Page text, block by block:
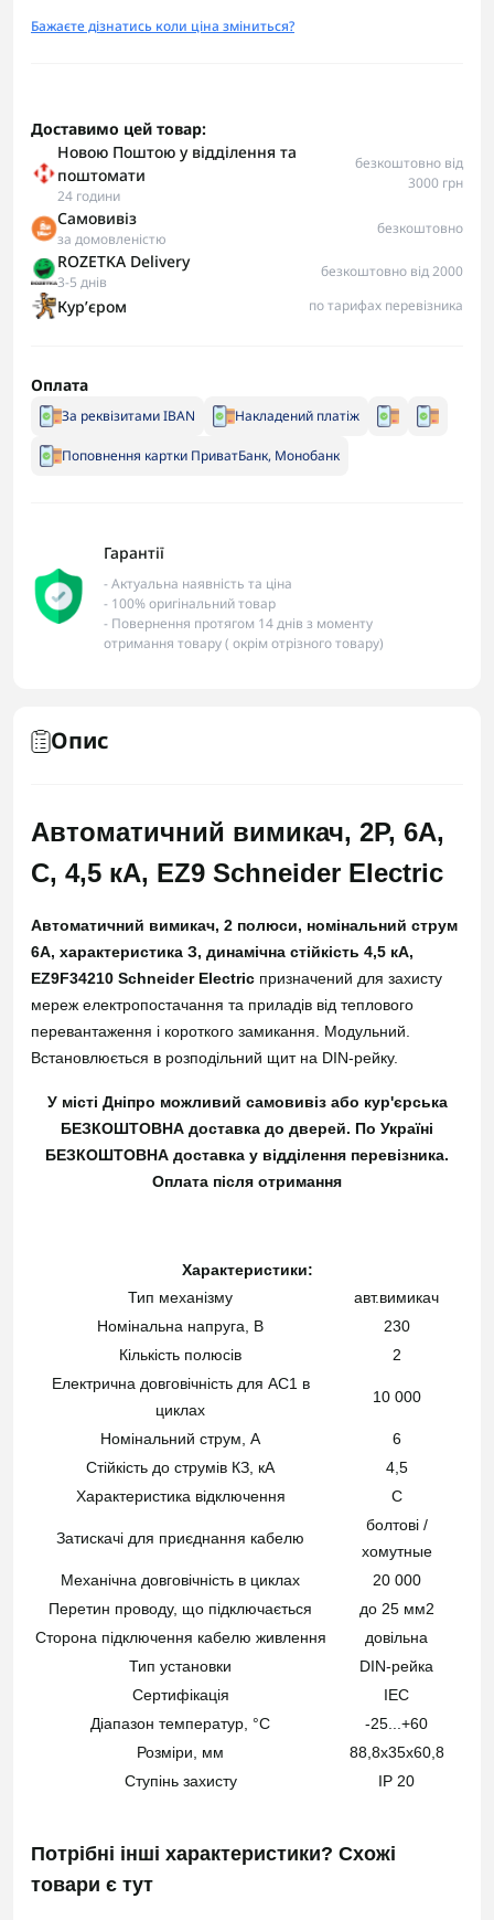
Бажаєте дізнатись коли ціна зміниться?
Доставимо цей товар:
Новою Поштою у відділення та
поштомати
24 години
безкоштовно від
3000 грн
Самовивіз
за домовленістю
безкоштовно
ROZETKA Delivery
3-5 днів
безкоштовно від 2000
Курʼєром по тарифах перевізника
Оплата
За реквізитами IBAN Накладений платіж
Поповнення картки ПриватБанк, Монобанк
Гарантії
- Актуальна наявність та ціна
- 100% оригінальний товар
- Повернення протягом 14 днів з моменту
отримання товару ( окрім отрізного товару)
Опис
Автоматичний вимикач, 2Р, 6А,
С, 4,5 кА, EZ9 Schneider Electric
Автоматичний вимикач, 2 полюси, номінальний струм
6А, характеристика З, динамічна стійкість 4,5 кА,
EZ9F34210 Schneider Electric призначений для захисту
мереж електропостачання та приладів від теплового
перевантаження і короткого замикання. Модульний.
Встановлюється в розподільний щит на DIN-рейку.
У місті Дніпро можливий самовивіз або кур'єрська
БЕЗКОШТОВНА доставка до дверей. По Україні
БЕЗКОШТОВНА доставка у відділення перевізника.
Оплата після отримання
Характеристики:
Тип механізму
авт.вимикач
Номінальна напруга, В
230
Кількість полюсів
2
Електрична довговічність для AC1 в
циклах
10 000
Номінальний струм, А
6
Стійкість до струмів КЗ, кА
4,5
Характеристика відключення
C
Затискачі для приєднання кабелю
болтові /
хомутные
Механічна довговічність в циклах
20 000
Перетин проводу, що підключається
до 25 мм2
Сторона підключення кабелю живлення
довільна
Тип установки
DIN-рейка
Сертифікація
ІЕС
Діапазон температур, °C
-25...+60
Розміри, мм
88,8х35х60,8
Ступінь захисту
IP 20
Потрібні інші характеристики? Схожі
товари є тут